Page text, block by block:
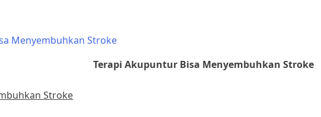
Terapi Akupuntur Bisa Menyembuhkan Stroke
Stroke